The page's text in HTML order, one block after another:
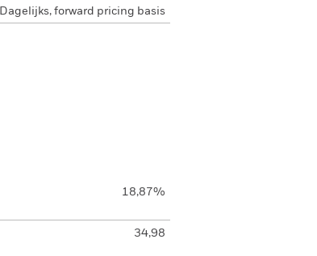
Dagelijks, forward pricing basis
18,87%
34,98